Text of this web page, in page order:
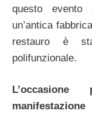
questo evento
un’antica
restauro è
polifunzionale.